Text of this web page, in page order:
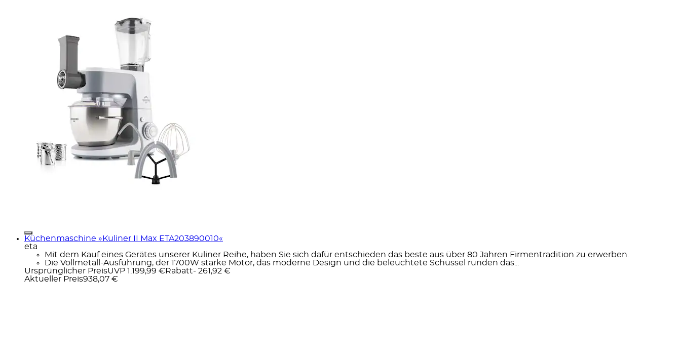
Küchenmaschine »Kuliner II Max ETA203890010«
eta
Mit dem Kauf eines Gerätes unserer Kuliner Reihe, haben Sie sich dafür entschieden das beste aus über 80 Jahren Firmentradition zu erwerben.
Die Vollmetall-Ausführung, der 1700W starke Motor, das moderne Design und die beleuchtete Schüssel runden das...
Ursprünglicher PreisUVP 1.199,99 € Rabatt- 261,92 €
Aktueller Preis938,07 €